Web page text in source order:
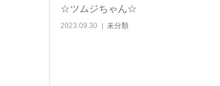
☆ツムジちゃん☆
2023.09.30 未分類